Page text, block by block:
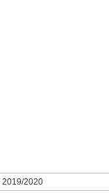
2019/2020